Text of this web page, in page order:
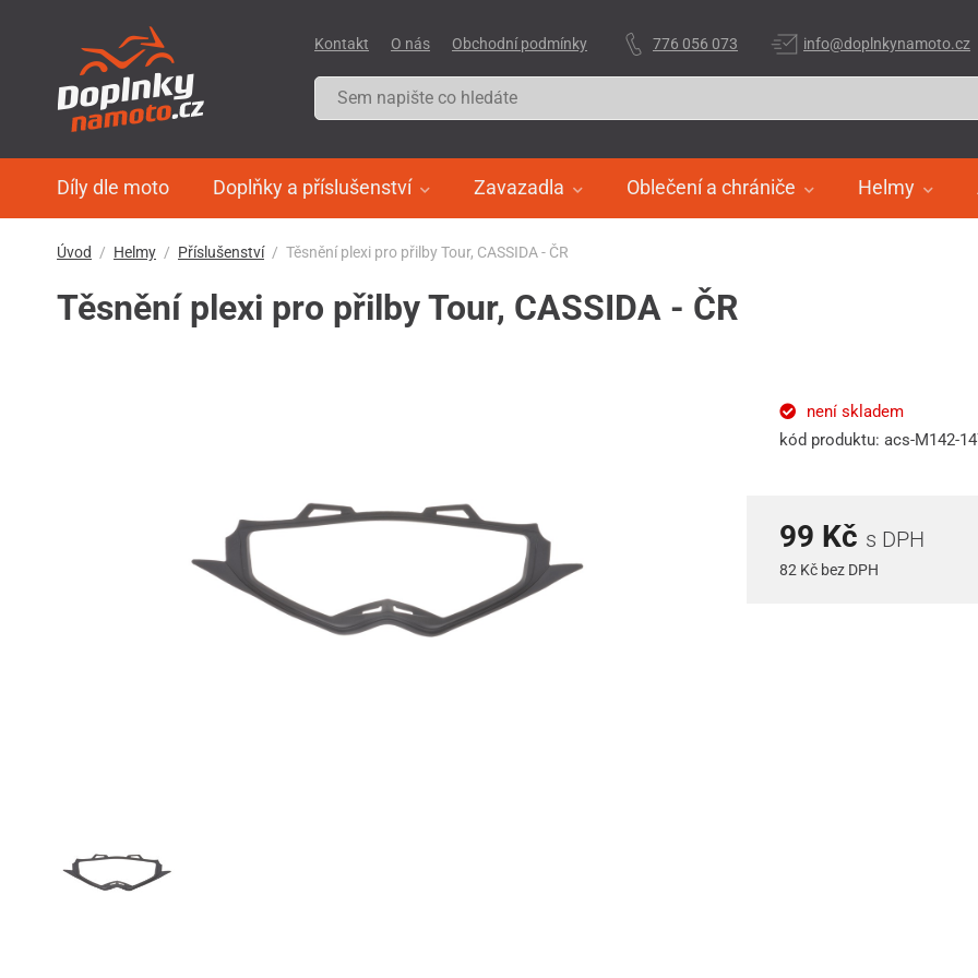
Díly dle moto Doplňky a příslušenství Zavazadla Oblečení a chrániče Helmy
Kontakt O nás Obchodní podmínky 776 056 073 info@doplnkynamoto.cz
Úvod Helmy Příslušenství Těsnění plexi pro přilby Tour, CASSIDA - ČR
Těsnění plexi pro přilby Tour, CASSIDA - ČR
není skladem
kód produktu: acs-M142-
99 Kč s DPH
82 Kč bez DPH